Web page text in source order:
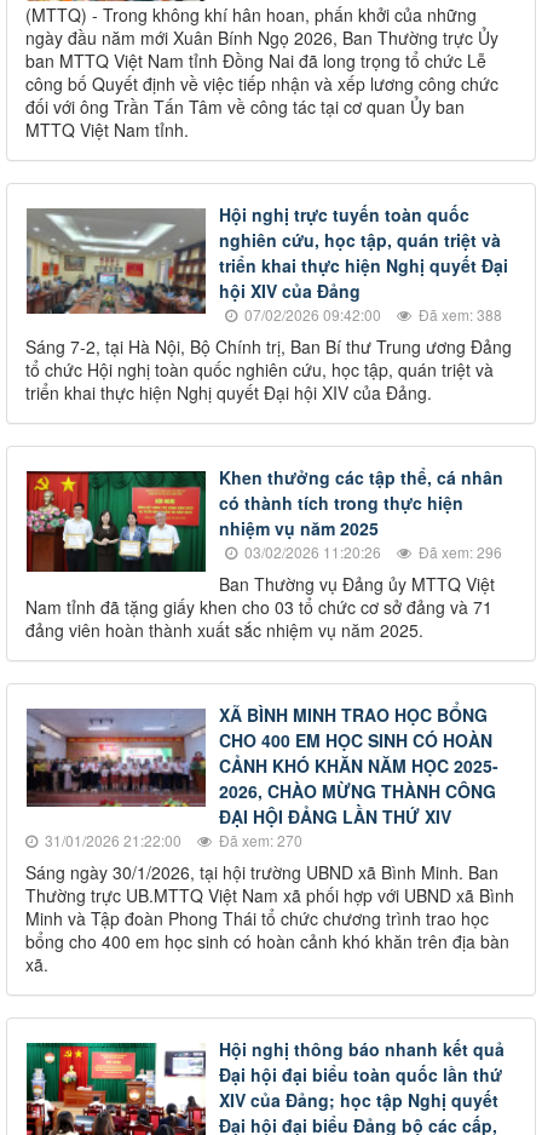
(MTTQ) - Trong không khí hân hoan, phấn khởi của những
ngày đầu năm mới Xuân Bính Ngọ 2026, Ban Thường trực Ủy
ban MTTQ Việt Nam tỉnh Đồng Nai đã long trọng tổ chức Lễ
công bố Quyết định về việc tiếp nhận và xếp lương công chức
đối với ông Trần Tấn Tâm về công tác tại cơ quan Ủy ban
MTTQ Việt Nam tỉnh.
Hội nghị trực tuyến toàn quốc
nghiên cứu, học tập, quán triệt và
triển khai thực hiện Nghị quyết Đại
hội XIV của Đảng
07/02/2026 09:42:00 Đã xem: 388
Sáng 7-2, tại Hà Nội, Bộ Chính trị, Ban Bí thư Trung ương Đảng
tổ chức Hội nghị toàn quốc nghiên cứu, học tập, quán triệt và
triển khai thực hiện Nghị quyết Đại hội XIV của Đảng.
Khen thưởng các tập thể, cá nhân
có thành tích trong thực hiện
nhiệm vụ năm 2025
03/02/2026 11:20:26 Đã xem: 296
Ban Thường vụ Đảng ủy MTTQ Việt
Nam tỉnh đã tặng giấy khen cho 03 tổ chức cơ sở đảng và 71
đảng viên hoàn thành xuất sắc nhiệm vụ năm 2025.
XÃ BÌNH MINH TRAO HỌC BỔNG
CHO 400 EM HỌC SINH CÓ HOÀN
CẢNH KHÓ KHĂN NĂM HỌC 2025-
2026, CHÀO MỪNG THÀNH CÔNG
ĐẠI HỘI ĐẢNG LẦN THỨ XIV
31/01/2026 21:22:00 Đã xem: 270
Sáng ngày 30/1/2026, tại hội trường UBND xã Bình Minh. Ban
Thường trực UB.MTTQ Việt Nam xã phối hợp với UBND xã Bình
Minh và Tập đoàn Phong Thái tổ chức chương trình trao học
bổng cho 400 em học sinh có hoàn cảnh khó khăn trên địa bàn
xã.
Hội nghị thông báo nhanh kết quả
Đại hội đại biểu toàn quốc lần thứ
XIV của Đảng; học tập Nghị quyết
Đại hội đại biểu Đảng bộ các cấp,